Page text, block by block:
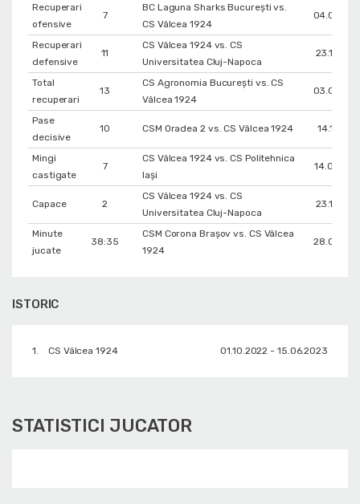
Recuperari
ofensive
7
BC Laguna Sharks București vs.
CS Vâlcea 1924
Recuperari
defensive
11
CS Vâlcea 1924 vs. CS
Universitatea Cluj-Napoca
Total
recuperari
13
CS Agronomia București vs. CS
Vâlcea 1924
Pase
decisive
10 CSM Oradea 2 vs. CS Vâlcea 1924
Mingi
castigate
7
CS Vâlcea 1924 vs. CS Politehnica
Iași
Capace 2
CS Vâlcea 1924 vs. CS
Universitatea Cluj-Napoca
Minute
jucate
38:35
CSM Corona Braşov vs. CS Vâlcea
1924
ISTORIC
1. CS Vâlcea 1924 01.10.2022 - 15.06.2023
STATISTICI JUCATOR